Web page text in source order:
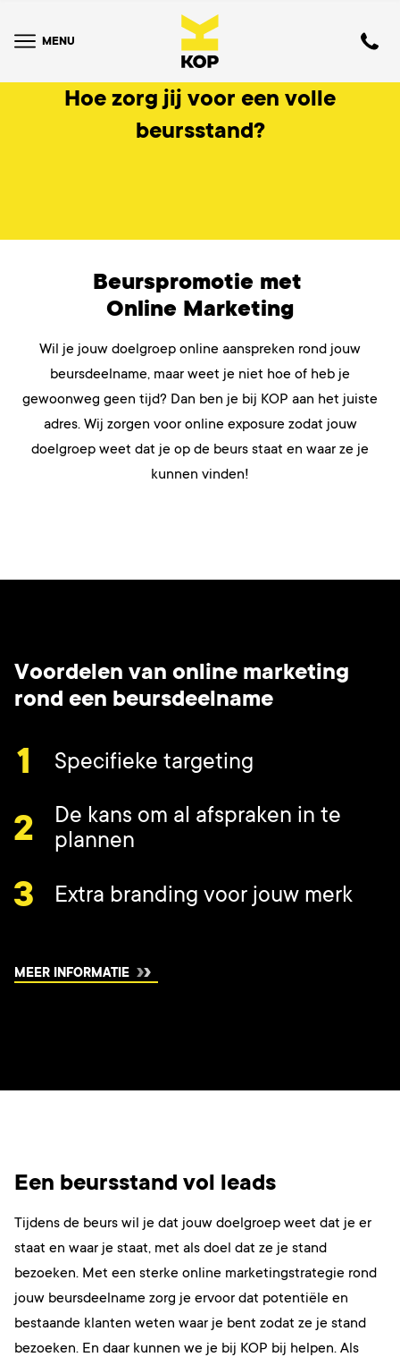
MENU
Hoe zorg jij voor een volle
beursstand?
Beurspromotie met
Online Marketing
Wil je jouw doelgroep online aanspreken rond jouw
beursdeelname, maar weet je niet hoe of heb je
gewoonweg geen tijd? Dan ben je bij KOP aan het juiste
adres. Wij zorgen voor online exposure zodat jouw
doelgroep weet dat je op de beurs staat en waar ze je
kunnen vinden!
Voordelen van online marketing
rond een beursdeelname
Specifieke targeting
De kans om al afspraken in te
plannen
Extra branding voor jouw merk
MEER INFORMATIE
Een beursstand vol leads
Tijdens de beurs wil je dat jouw doelgroep weet dat je er
staat en waar je staat, met als doel dat ze je stand
bezoeken. Met een sterke online marketingstrategie rond
jouw beursdeelname zorg je ervoor dat potentiële en
bestaande klanten weten waar je bent zodat ze je stand
bezoeken. En daar kunnen we je bij KOP bij helpen. Als